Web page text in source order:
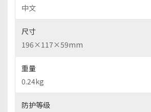
中文
尺寸
196×117×59mm
重量
0.24kg
防护等级